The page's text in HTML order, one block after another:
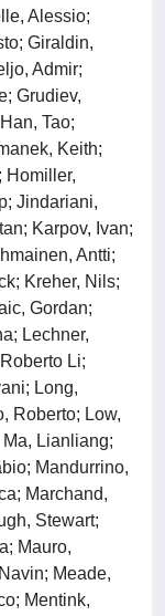
Alessio;
Giraldin,
Admir;
Grudiev,
Tao;
Keith;
Homiller,
Jindariani,
Karpov, Ivan;
Antti;
Kreher, Nils;
Gordan;
Lechner,
Li;
Long,
Roberto; Low,
Lianliang;
Mandurrino,
Marchand,
Stewart;
Mauro,
Meade,
Mentink,